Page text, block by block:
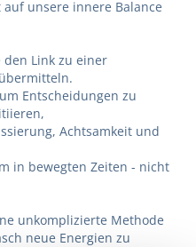
unsere innere Balance
Link zu einer
Entscheidungen zu
Achtsamkeit und
in bewegten Zeiten - nicht
unkomplizierte Methode
neue Energien zu